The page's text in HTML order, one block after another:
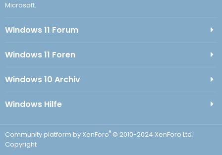
Microsoft.
Windows 11 Forum
Windows 11 Foren
Windows 10 Archiv
Windows Hilfe
Community platform by XenForo® © 2010-2024 XenForo Ltd.
Copyright